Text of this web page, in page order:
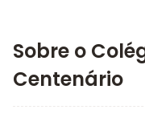
Sobre o
Centenário